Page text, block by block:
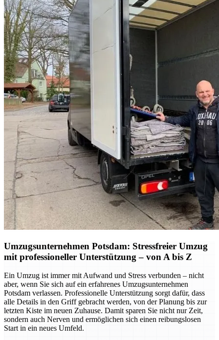
Umzugsunternehmen Potsdam: Stressfreier Umzug
mit professioneller Unterstützung – von A bis Z
Ein Umzug ist immer mit Aufwand und Stress verbunden – nicht
aber, wenn Sie sich auf ein erfahrenes Umzugsunternehmen
Potsdam verlassen. Professionelle Unterstützung sorgt dafür, dass
alle Details in den Griff gebracht werden, von der Planung bis zur
letzten Kiste im neuen Zuhause. Damit sparen Sie nicht nur Zeit,
sondern auch Nerven und ermöglichen sich einen reibungslosen
Start in ein neues Umfeld.